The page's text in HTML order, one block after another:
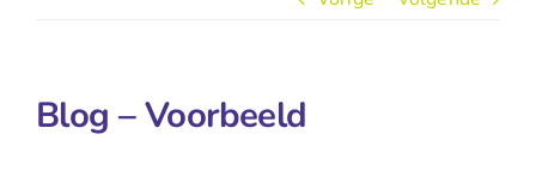
Blog – Voorbeeld